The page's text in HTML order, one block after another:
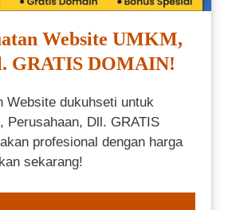
Website UMKM,
GRATIS DOMAIN!
Website dukuhseti untuk
Perusahaan, Dll. GRATIS
profesional dengan harga
sekarang!